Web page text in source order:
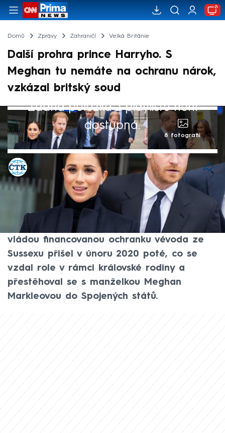
Domů Zprávy Zahraničí Velká Británie
Další prohra prince Harryho. S
Meghan tu nemáte na ochranu nárok,
vzkázal britský soud
Žádná položka z playlistu není
dostupná.
8 fotografií
ČTK
Akt. 2. kvě 2025, 16:11• 2. kvě 2025, 15:47
Londýnský soud zamítl odvolání britského
prince Harryho proti odebrání policejní
ochrany v Británii, píše server BBC. O
vládou financovanou ochranku vévoda ze
Sussexu přišel v únoru 2020 poté, co se
vzdal role v rámci královské rodiny a
přestěhoval se s manželkou Meghan
Markleovou do Spojených států.